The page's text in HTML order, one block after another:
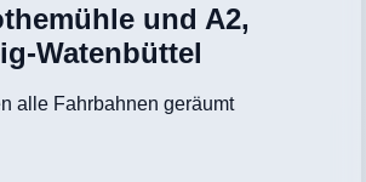
und A2,
Watenbüttel
alle Fahrbahnen geräumt